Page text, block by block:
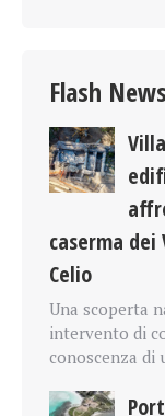
Flash News
caserma
Celio
Una scoperta
intervento di
conoscenza